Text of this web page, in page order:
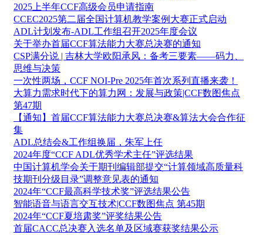
2025上半年CCF高级会员申请指南
CCEC2025第二届全国计算机教学案例大赛正式启动
ADL计划发布-ADL工作组召开2025年度会议
关于举办首届CCF算法能力大赛总决赛的通知
CSP满分说 | 吉林大学欧阳承风：备考三要素——码力、
思维与决策
一次性两场，CCF NOI-Pre 2025年首次系列直播来袭！
大算力需求时代下的算力网：发展与政策|CCF数图焦点
第47期
【通知】首届CCF算法能力大赛总决赛&算法大会合作征
集
ADL总结会&工作组换届，朱军上任
2024年度“CCF ADL优秀学术主任”评选结果
中国计算机学会关于期刊编辑部提交“计算领域高质量科
技期刊分级目录”调整意见表的通知
2024年“CCF最高科学技术奖”评选结果公告
智能语音与语言交互技术|CCF数图焦点 第45期
2024年“CCF夏培肃奖”评奖结果公告
首届CACC总决赛入选名单及区域赛获奖结果公示